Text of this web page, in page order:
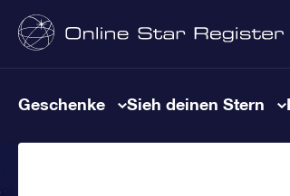
Geschenke Sieh deinen Stern